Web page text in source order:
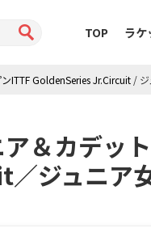
TOP ラケ
ITTF GoldenSeries Jr.Circuit /
＆カデッ
ジュニア